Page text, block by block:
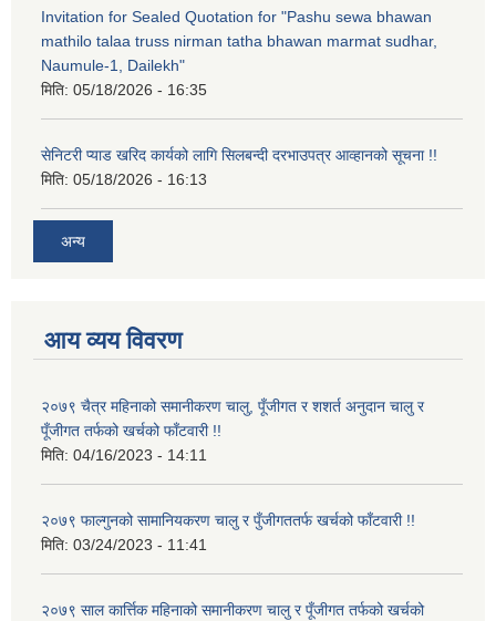
Invitation for Sealed Quotation for "Pashu sewa bhawan
mathilo talaa truss nirman tatha bhawan marmat sudhar,
Naumule-1, Dailekh"
मिति: 05/18/2026 - 16:35
सेनिटरी प्याड खरिद कार्यको लागि सिलबन्दी दरभाउपत्र आव्हानको सूचना !!
मिति: 05/18/2026 - 16:13
अन्य
आय व्यय विवरण
२०७९ चैत्र महिनाको समानीकरण चालु, पूँजीगत र शशर्त अनुदान चालु र
पूँजीगत तर्फको खर्चको फाँटवारी !!
मिति: 04/16/2023 - 14:11
२०७९ फाल्गुनको सामानियकरण चालु र पुँजीगततर्फ खर्चको फाँटवारी !!
मिति: 03/24/2023 - 11:41
२०७९ साल कार्त्तिक महिनाको समानीकरण चालु र पूँजीगत तर्फको खर्चको